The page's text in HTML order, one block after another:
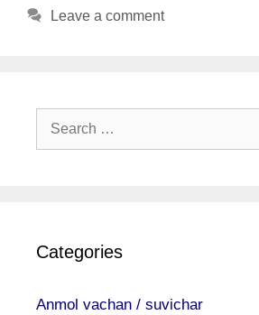
Leave a comment
Search
Categories
Anmol vachan / suvichar